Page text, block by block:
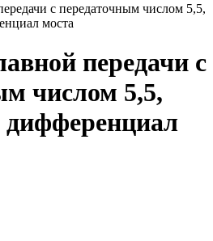
с передаточным числом 5,5,
моста
передачи с
числом 5,5,